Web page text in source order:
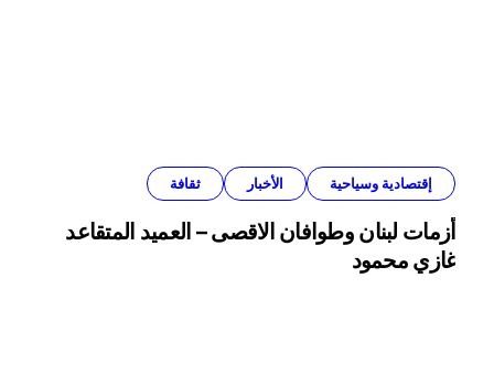
إقتصادية وسياحية الأخبار ثقافة
أزمات لبنان وطوافان الاقصى – العميد المتقاعد
غازي محمود